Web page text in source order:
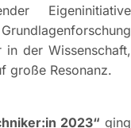
Eigeninitiative
der Wissenschaft,
große Resonanz.
2023“ ging